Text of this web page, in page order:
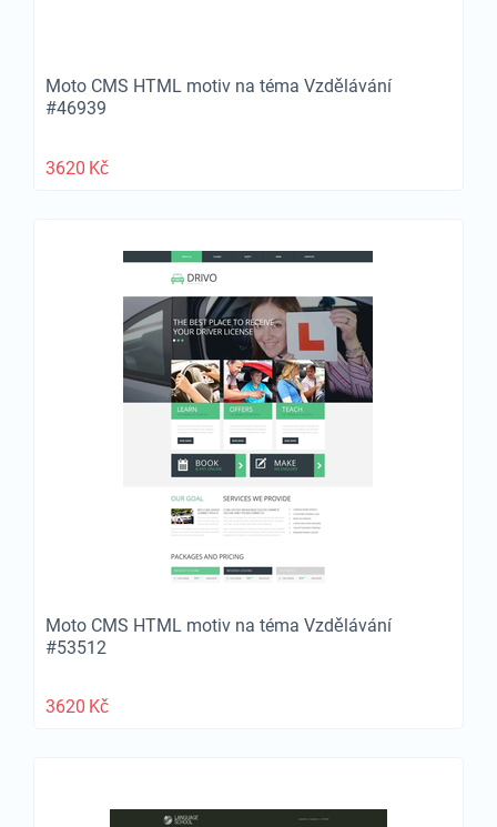
Moto CMS HTML motiv na téma Vzdělávání
#46939
3620 Kč
Moto CMS HTML motiv na téma Vzdělávání
#53512
3620 Kč